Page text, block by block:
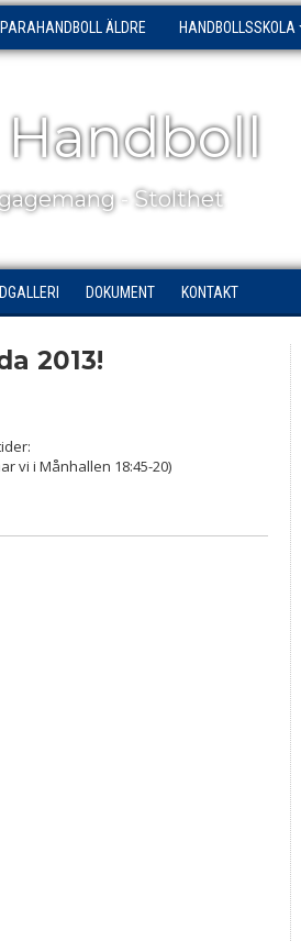
PARAHANDBOLL ÄLDRE HANDBOLLSSKOLA
- Stolthet
DOKUMENT KONTAKT
2013!
vi i Månhallen 18:45-20)